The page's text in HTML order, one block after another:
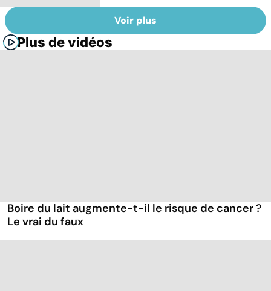
Voir plus
Plus de vidéos
Boire du lait augmente-t-il le risque de cancer ?
Le vrai du faux